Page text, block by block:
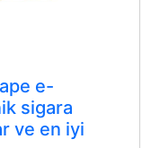
e-
sigara
ve en iyi